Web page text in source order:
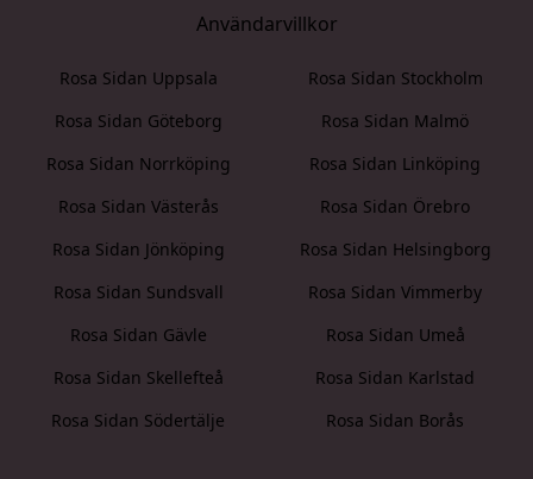
Användarvillkor
Rosa Sidan Uppsala
Rosa Sidan Stockholm
Rosa Sidan Göteborg
Rosa Sidan Malmö
Rosa Sidan Norrköping
Rosa Sidan Linköping
Rosa Sidan Västerås
Rosa Sidan Örebro
Rosa Sidan Jönköping
Rosa Sidan Helsingborg
Rosa Sidan Sundsvall
Rosa Sidan Vimmerby
Rosa Sidan Gävle
Rosa Sidan Umeå
Rosa Sidan Skellefteå
Rosa Sidan Karlstad
Rosa Sidan Södertälje
Rosa Sidan Borås